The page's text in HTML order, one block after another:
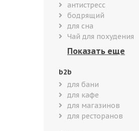
антистресс
бодрящий
для сна
Чай для похудения
b2b
для бани
для кафе
для магазинов
для ресторанов